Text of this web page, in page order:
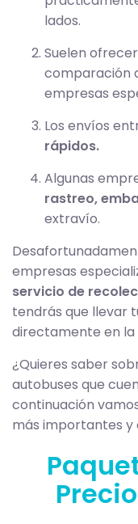
lados.
Suelen ofrecer
comparación
empresas
Los envíos
rápidos.
Algunas
rastreo,
extravío.
empresas
servicio de
tendrás que llevar
directamente en la
¿Quieres saber
autobuses que
continuación
más importantes